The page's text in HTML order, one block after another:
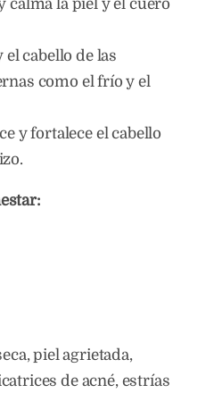
calma la piel y el cuero
el cabello de las
como el frío y el
y fortalece el cabello
piel agrietada,
de acné, estrías